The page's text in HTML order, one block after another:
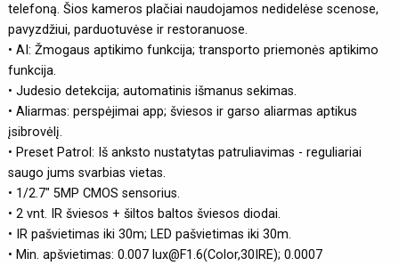
telefoną. Šios kameros plačiai naudojamos nedidelėse scenose,
pavyzdžiui, parduotuvėse ir restoranuose.
• AI: Žmogaus aptikimo funkcija; transporto priemonės aptikimo
funkcija.
• Judesio detekcija; automatinis išmanus sekimas.
• Aliarmas: perspėjimai app; šviesos ir garso aliarmas aptikus
įsibrovėlį.
• Preset Patrol: Iš anksto nustatytas patruliavimas - reguliariai
saugo jums svarbias vietas.
• 1/2.7" 5MP CMOS sensorius.
• 2 vnt. IR šviesos + šiltos baltos šviesos diodai.
• IR pašvietimas iki 30m; LED pašvietimas iki 30m.
• Min. apšvietimas: 0.007 lux@F1.6(Color,30IRE); 0.0007